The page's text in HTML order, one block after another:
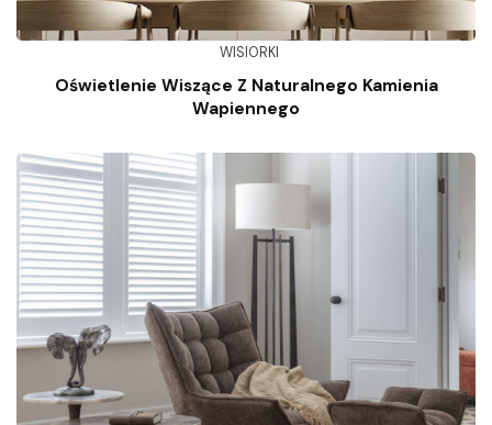
WISIORKI
Oświetlenie Wiszące Z Naturalnego Kamienia
Wapiennego